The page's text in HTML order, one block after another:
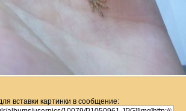
вставки картинки в сообщение: